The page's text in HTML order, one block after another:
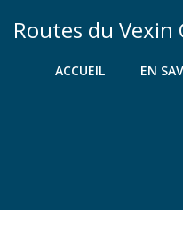
Routes du Vexin
ACCUEIL EN